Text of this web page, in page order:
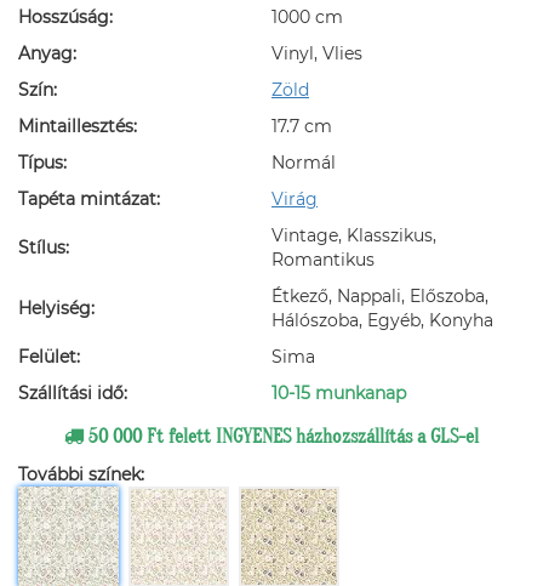
Hosszúság:
1000 cm
Anyag:
Vinyl, Vlies
Szín:
Zöld
Mintaillesztés:
17.7 cm
Típus:
Normál
Tapéta mintázat:
Virág
Stílus:
Vintage, Klasszikus,
Romantikus
Helyiség:
Étkező, Nappali, Előszoba,
Hálószoba, Egyéb, Konyha
Felület:
Sima
Szállítási idő:
10-15 munkanap
50 000 Ft felett INGYENES házhozszállítás a GLS-el
További színek: